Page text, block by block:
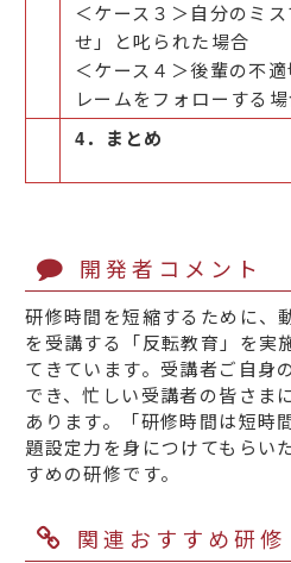
＜ケース３＞自分のミ
せ」と叱られた場合
＜ケース４＞後輩の不
レームをフォローする
4．まとめ
開発者コメント
研修時間を短縮するために、
を受講する「反転教育」を実
てきています。受講者ご自身
でき、忙しい受講者の皆さま
あります。「研修時間は短時
題設定力を身につけてもらい
すめの研修です。
関連おすすめ研修